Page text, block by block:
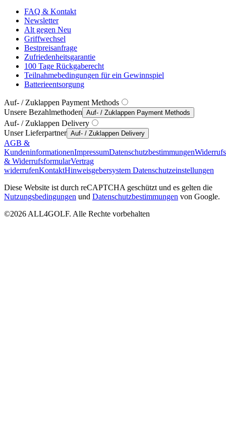
FAQ & Kontakt
Newsletter
Alt gegen Neu
Griffwechsel
Bestpreisanfrage
Zufriedenheitsgarantie
100 Tage Rückgaberecht
Teilnahmebedingungen für ein Gewinnspiel
Batterieentsorgung
Auf- / Zuklappen Payment Methods
Unsere Bezahlmethoden Auf- / Zuklappen Payment Methods
Auf- / Zuklappen Delivery
Unser Lieferpartner Auf- / Zuklappen Delivery
AGB &
KundeninformationenImpressumDatenschutzbestimmungen
& WiderrufsformularVertrag
widerrufenKontaktHinweisgebersystem Datenschutzeinstellungen
Diese Website ist durch reCAPTCHA geschützt und es gelten die
Nutzungsbedingungen und Datenschutzbestimmungen von Google.
©2026 ALL4GOLF. Alle Rechte vorbehalten